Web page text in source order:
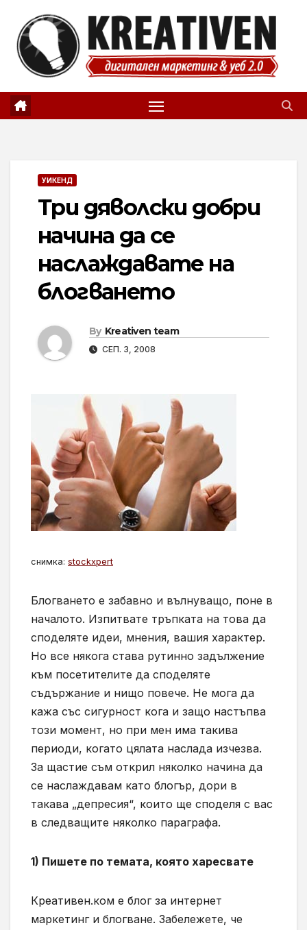
content
УИКЕНД
Три дяволски добри
начина да се
наслаждавате на
блогването
By Kreativen team
СЕП. 3, 2008
снимка: stockxpert
Блогването е забавно и вълнуващо, поне в
началото. Изпитвате тръпката на това да
споделяте идеи, мнения, вашия характер.
Но все някога става рутинно задължение
към посетителите да споделяте
съдържание и нищо повече. Не мога да
кажа със сигурност кога и защо настъпва
този момент, но при мен има такива
периоди, когато цялата наслада изчезва.
За щастие съм открил няколко начина да
се наслаждавам като блогър, дори в
такава „депресия“, които ще споделя с вас
в следващите няколко параграфа.
1) Пишете по темата, която харесвате
Креативен.ком е блог за интернет
маркетинг и блогване. Забележете, че